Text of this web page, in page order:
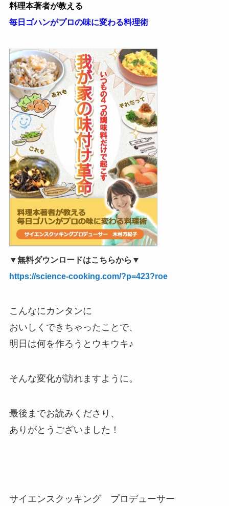
料理本著者が教える
毎日ゴハンがプロの味に変わる料理術
▼無料ダウンロードはこちらから▼
https://science-cooking.com/?p=423?roe
こんなにカンタンに
おいしくできちゃったことで、
明日は何を作ろうとウキウキ♪
そんな変化が訪れますように。
最後までお読みくださり、
ありがとうございました！
サイエンスクッキング プロデューサー